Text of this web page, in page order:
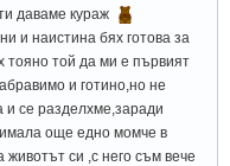
даваме кураж
и наистина бях готова за
тояно той да ми е първият
и готино,но не
се разделхме,заради
още едно момче в
си ,с него съм вече